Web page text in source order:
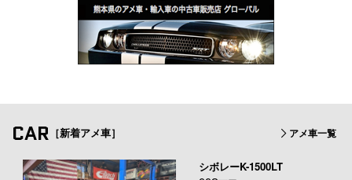
CAR ［新着アメ車］ アメ車一覧
シボレーK-1500LT